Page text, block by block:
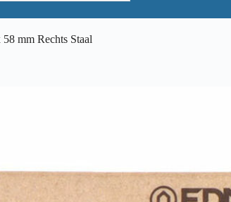
mm Rechts Staal